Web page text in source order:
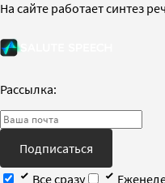
На сайте работает синтез
Рассылка:
Подписаться
Все сразу